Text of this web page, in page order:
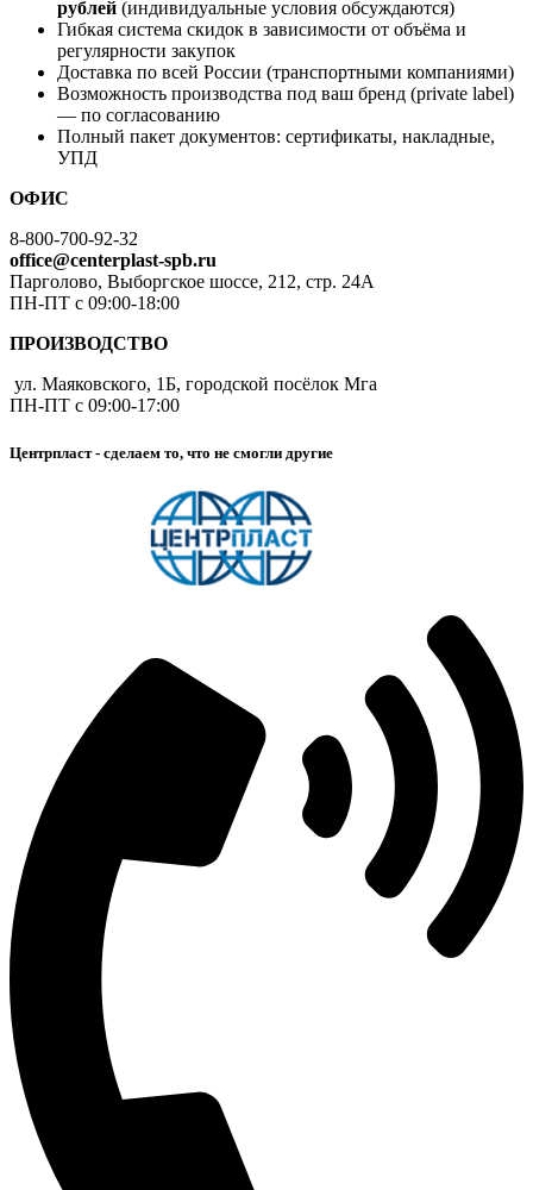
рублей (индивидуальные условия обсуждаются)
Гибкая система скидок в зависимости от объёма и
регулярности закупок
Доставка по всей России (транспортными компаниями)
Возможность производства под ваш бренд (private label)
— по согласованию
Полный пакет документов: сертификаты, накладные,
УПД
ОФИС
8-800-700-92-32
office@centerplast-spb.ru
Парголово, Выборгское шоссе, 212, стр. 24А
ПН-ПТ с 09:00-18:00
ПРОИЗВОДСТВО
ул. Маяковского, 1Б, городской посёлок Мга
ПН-ПТ с 09:00-17:00
Центрпласт - сделаем то, что не смогли другие